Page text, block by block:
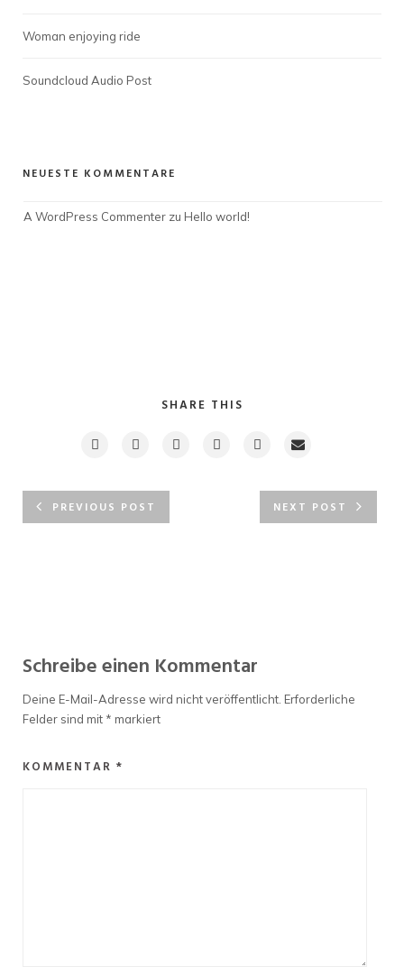
Woman enjoying ride
Soundcloud Audio Post
NEUESTE KOMMENTARE
A WordPress Commenter zu Hello world!
SHARE THIS
PREVIOUS POST NEXT POST
Schreibe einen Kommentar
Deine E-Mail-Adresse wird nicht veröffentlicht. Erforderliche
Felder sind mit * markiert
KOMMENTAR *